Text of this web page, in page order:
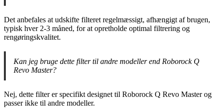
Det anbefales at udskifte filteret regelmæssigt, afhængigt af brugen,
typisk hver 2-3 måned, for at opretholde optimal filtrering og
rengøringskvalitet.
Kan jeg bruge dette filter til andre modeller end Roborock Q
Revo Master?
Nej, dette filter er specifikt designet til Roborock Q Revo Master og
passer ikke til andre modeller.